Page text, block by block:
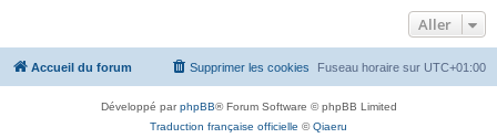
c
e
Aller
Accueil du forum Fuseau horaire sur UTC+01:00
Supprimer les cookies
Développé parphpBB® Forum Software © phpBB Limited
Traduction française officielle ©Qiaeru